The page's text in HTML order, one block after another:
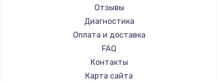
JVC
Casio
Hiper
HITACHI
Panasonic
Hisense
Отзывы
Диагностика
Оплата и доставка
FAQ
Контакты
Карта сайта